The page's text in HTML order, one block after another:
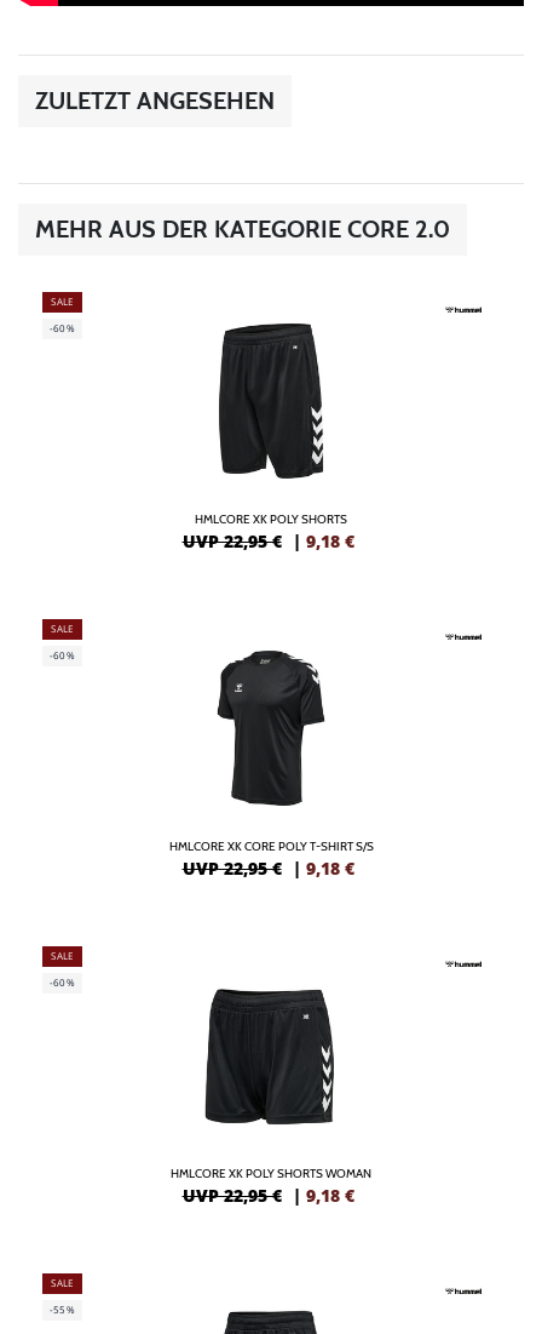
ZULETZT ANGESEHEN
MEHR AUS DER KATEGORIE CORE 2.0
SALE
-60%
HMLCORE XK POLY SHORTS
UVP 22,95 € | 9,18 €
SALE
-60%
HMLCORE XK CORE POLY T-SHIRT S/S
UVP 22,95 € | 9,18 €
SALE
-60%
HMLCORE XK POLY SHORTS WOMAN
UVP 22,95 € | 9,18 €
SALE
-55%